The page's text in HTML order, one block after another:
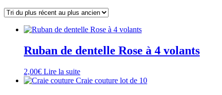
au
ancien
Ruban de dentelle Rose à 4 volants
2,00€ Lire la suite